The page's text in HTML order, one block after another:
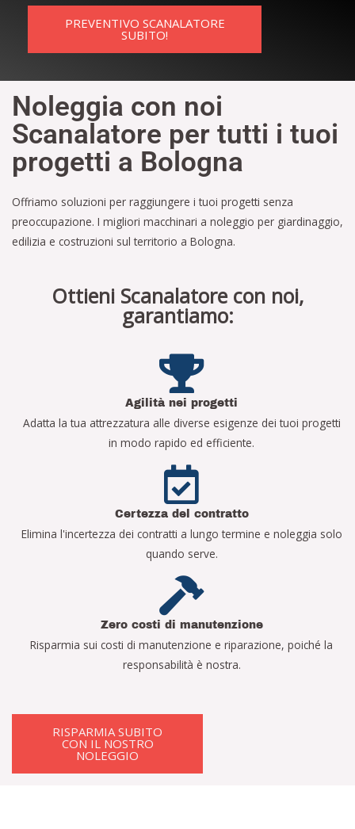
PREVENTIVO SCANALATORE
SUBITO!
Noleggia con noi
Scanalatore per tutti i tuoi
progetti a Bologna
Offriamo soluzioni per raggiungere i tuoi progetti senza
preoccupazione. I migliori macchinari a noleggio per giardinaggio,
edilizia e costruzioni sul territorio a Bologna.
Ottieni Scanalatore con noi,
garantiamo:
Agilità nei progetti
Adatta la tua attrezzatura alle diverse esigenze dei tuoi progetti
in modo rapido ed efficiente.
Certezza del contratto
Elimina l'incertezza dei contratti a lungo termine e noleggia solo
quando serve.
Zero costi di manutenzione
Risparmia sui costi di manutenzione e riparazione, poiché la
responsabilità è nostra.
RISPARMIA SUBITO
CON IL NOSTRO
NOLEGGIO